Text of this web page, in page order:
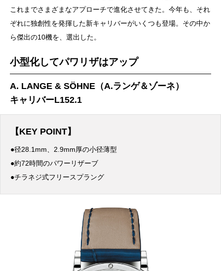
これまでさまざまなアプローチで進化させてきた。今年も、それ
ぞれに独創性を発揮した新キャリバーがいくつも登場。その中か
ら傑出の10機を、選出した。
小型化してパワリザはアップ
A. LANGE & SÖHNE（A.ランゲ＆ゾーネ）
キャリバーL152.1
【KEY POINT】
●径28.1mm、2.9mm厚の小径薄型
●約72時間のパワーリザーブ
●チラネジ式フリースプラング